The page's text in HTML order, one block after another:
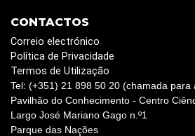
CONTACTOS
Correio electrónico
Política de Privacidade
Termos de Utilização
Tel: (+351) 21 898 50 20 (chamada para
Pavilhão do Conhecimento - Centro
Largo José Mariano Gago n.º1
Parque das Nações